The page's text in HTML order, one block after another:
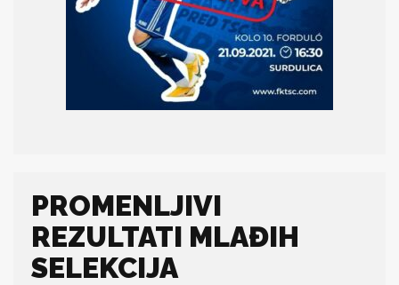
PROMENLJIVI
REZULTATI MLAĐIH
SELEKCIJA